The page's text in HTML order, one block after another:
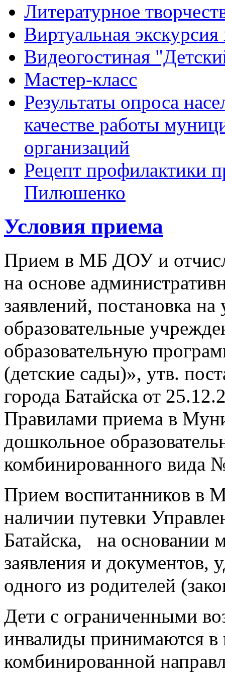
Литературное
Виртуальная
Видеогостиная
Мастер-класс
Результаты опроса
качестве работы
организаций
Рецепт профилактики
Пилюшенко
Условия приема
Прием в МБ ДОУ и
на основе
заявлений, постановка на
образовательные
образовательную
(детские сады)», утв.
города Батайска от
Правилами приема в
дошкольное
комбинированного вида
Прием воспитанников в
наличии путевки
Батайска, на основании
заявления и документов,
одного из родителей
Дети с ограниченными
инвалиды принимаются
комбинированной